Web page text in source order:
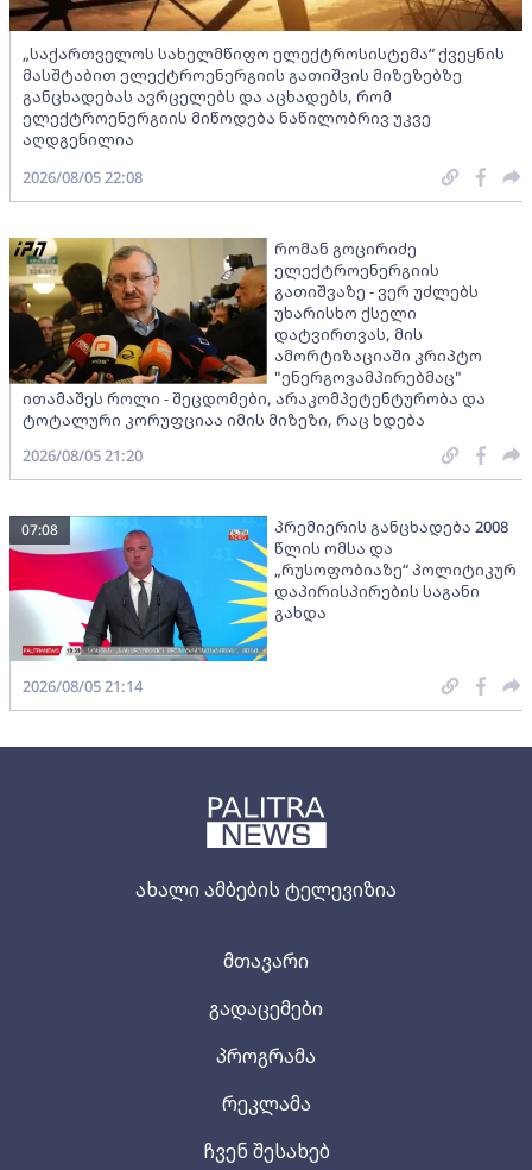
ახალი ამბების ტელევიზია
მთავარი
გადაცემები
პროგრამა
რეკლამა
ჩვენ შესახებ
„საქართველოს სახელმწიფო ელექტროსისტემა“ ქვეყნის
მასშტაბით ელექტროენერგიის გათიშვის მიზეზებზე
განცხადებას ავრცელებს და აცხადებს, რომ
ელექტროენერგიის მიწოდება ნაწილობრივ უკვე
აღდგენილია
2026/08/05 22:08
რომან გოცირიძე
ელექტროენერგიის
გათიშვაზე - ვერ უძლებს
უხარისხო ქსელი
დატვირთვას, მის
ამორტიზაციაში კრიპტო
"ენერგოვამპირებმაც"
ითამაშეს როლი - შეცდომები, არაკომპეტენტურობა და
ტოტალური კორუფციაა იმის მიზეზი, რაც ხდება
2026/08/05 21:20
პრემიერის განცხადება 2008
წლის ომსა და
„რუსოფობიაზე“ პოლიტიკურ
დაპირისპირების საგანი
გახდა
07:08
2026/08/05 21:14